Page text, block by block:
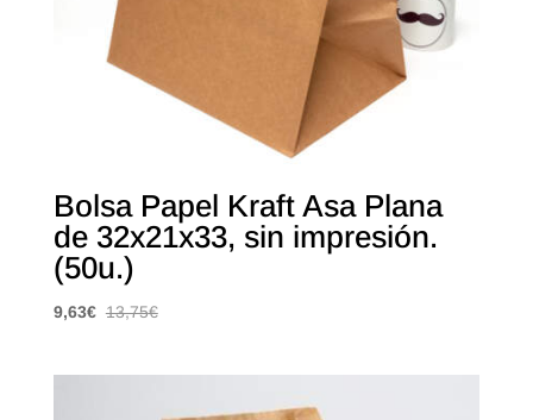
Bolsa Papel Kraft Asa Plana
de 32x21x33, sin impresión.
(50u.)
9,63€ 13,75€